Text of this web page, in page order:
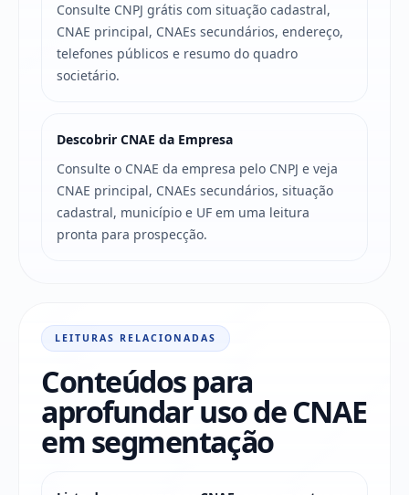
Consulte CNPJ grátis com situação cadastral,
CNAE principal, CNAEs secundários, endereço,
telefones públicos e resumo do quadro
societário.
Descobrir CNAE da Empresa
Consulte o CNAE da empresa pelo CNPJ e veja
CNAE principal, CNAEs secundários, situação
cadastral, município e UF em uma leitura
pronta para prospecção.
LEITURAS RELACIONADAS
Conteúdos para
aprofundar uso de CNAE
em segmentação